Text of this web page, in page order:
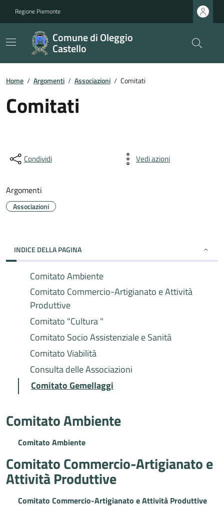
Regione Piemonte
Comune di Oleggio
Castello
Home / Argomenti / Associazioni / Comitati
Comitati
Condividi Vedi azioni
Argomenti
Associazioni
INDICE DELLA PAGINA
Comitato Ambiente
Comitato Commercio-Artigianato e Attività
Produttive
Comitato "Cultura "
Comitato Socio Assistenziale e Sanità
Comitato Viabilità
Consulta delle Associazioni
Comitato Gemellaggi
Comitato Ambiente
Comitato Ambiente
Comitato Commercio-Artigianato e
Attività Produttive
Comitato Commercio-Artigianato e Attività Produttive